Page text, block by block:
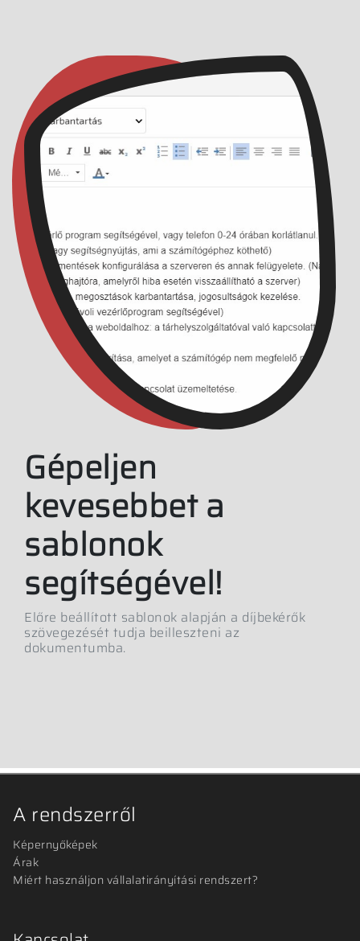
Gépeljen
kevesebbet a
sablonok
segítségével!
Előre beállított sablonok alapján a díjbekérők
szövegezését tudja beilleszteni az
dokumentumba.
A rendszerről
Képernyőképek
Árak
Miért használjon vállalatirányítási rendszert?